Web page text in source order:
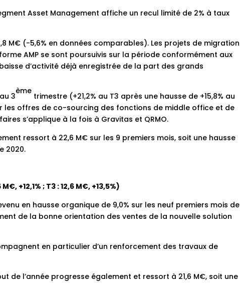
Asset Management affiche un recul limité de 2% à taux
M€ (-5,6% en données comparables). Les projets de migration
AMP se sont poursuivis sur la période conformément aux
d’activité déjà enregistrée de la part des grands
3
ème
trimestre (+21,2% au T3 après une hausse de +15,8% au
les offres de co-sourcing des fonctions de middle office et de
s’applique à la fois à Gravitas et QRMO.
ressort à 22,6 M€ sur les 9 premiers mois, soit une hausse
2020.
+12,1% ; T3 : 12,6 M€, +13,5%)
en hausse organique de 9,0% sur les neuf premiers mois de
de la bonne orientation des ventes de la nouvelle solution
en particulier d’un renforcement des travaux de
de l’année progresse également et ressort à 21,6 M€, soit une